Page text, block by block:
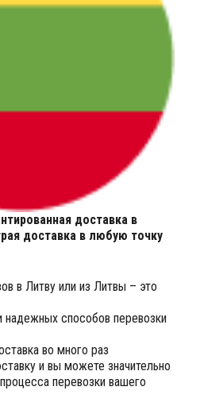
доставка в
доставка в любую точку
в Литву или из Литвы – это
способов перевозки
во много раз
и вы можете значительно
перевозки вашего